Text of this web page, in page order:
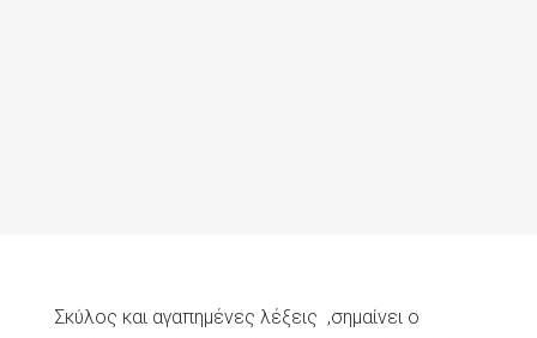
Σκύλος και αγαπημένες λέξεις ,σημαίνει ο